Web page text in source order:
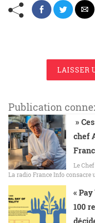
LAISSER
Publication
»
chef
Le
La radio France Info consacre
«
100